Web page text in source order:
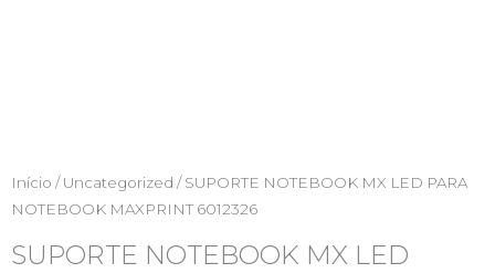
Início /Uncategorized / SUPORTE NOTEBOOK MX LED PARA
NOTEBOOK MAXPRINT 6012326
SUPORTE NOTEBOOK MX LED